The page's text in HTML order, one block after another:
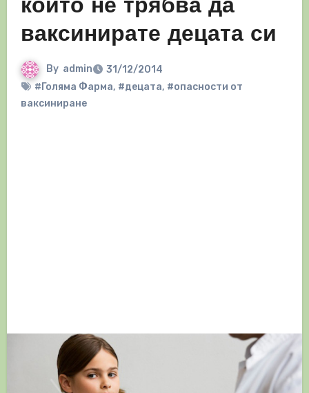
които не трябва да
ваксинирате децата си
By admin
31/12/2014
#Голяма Фарма, #децата, #опасности от
ваксиниране